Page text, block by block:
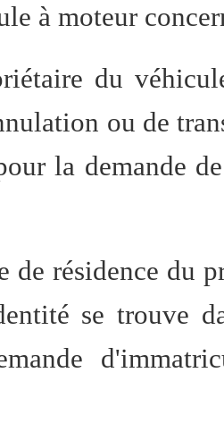
à moteur
du
ou de
la demande
de résidence du
se trouve